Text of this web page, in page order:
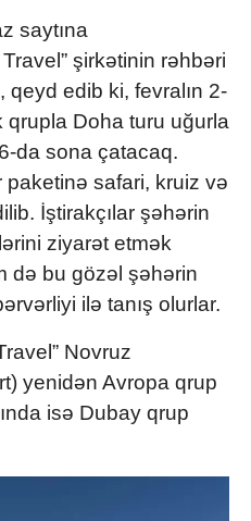
saytına
şirkətinin rəhbəri
edib ki, fevralın 2-
Doha turu uğurla
da sona çatacaq.
safari, kruiz və
İştirakçılar şəhərin
ziyarət etmək
də bu gözəl şəhərin
ilə tanış olurlar.
Novruz
yenidən Avropa qrup
isə Dubay qrup